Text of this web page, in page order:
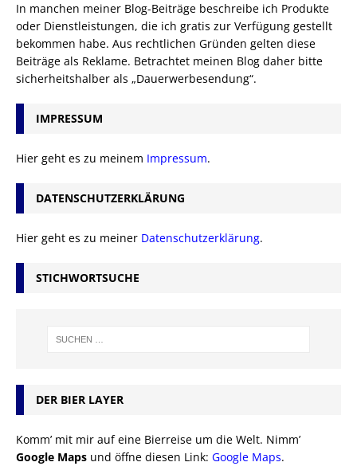
In manchen meiner Blog-Beiträge beschreibe ich Produkte
oder Dienstleistungen, die ich gratis zur Verfügung gestellt
bekommen habe. Aus rechtlichen Gründen gelten diese
Beiträge als Reklame. Betrachtet meinen Blog daher bitte
sicherheitshalber als „Dauerwerbesendung“.
IMPRESSUM
Hier geht es zu meinem Impressum.
DATENSCHUTZERKLÄRUNG
Hier geht es zu meiner Datenschutzerklärung.
STICHWORTSUCHE
DER BIER LAYER
Komm’ mit mir auf eine Bierreise um die Welt. Nimm’
Google Maps und öffne diesen Link: Google Maps.